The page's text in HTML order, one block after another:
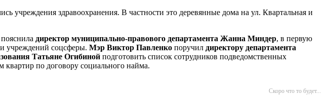
учреждения здравоохранения. В частности это деревянные дома на ул. Квартальная и
директор муниципально-правового департамента Жанна Миндер, в первую
учреждений соцсферы. Мэр Виктор Павленко поручил директору департамента
Татьяне Огибиной подготовить список сотрудников подведомственных
по договору социального найма.
Скоро что то будет...